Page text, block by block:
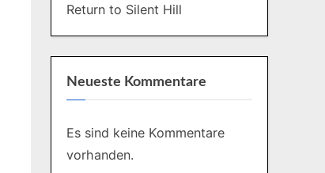
Return to Silent Hill
Neueste Kommentare
Es sind keine Kommentare
vorhanden.